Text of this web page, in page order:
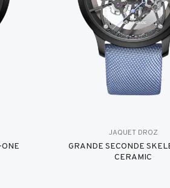
JAQUET DROZ
GRANDE SECONDE
CERAMIC